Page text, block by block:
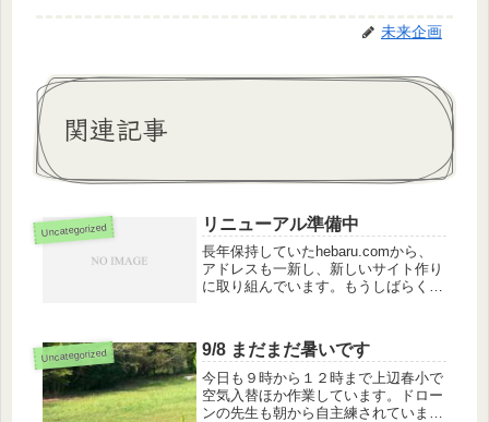
未来企画
関連記事
Uncategorized リニューアル準備中
長年保持していたhebaru.comから、
アドレスも一新し、新しいサイト作り
に取り組んでいます。もうしばらくお
Uncategorized 9/8 まだまだ暑いです
今日も９時から１２時まで上辺春小で
空気入替ほか作業しています。ドロー
ンの先生も朝から自主練されていま